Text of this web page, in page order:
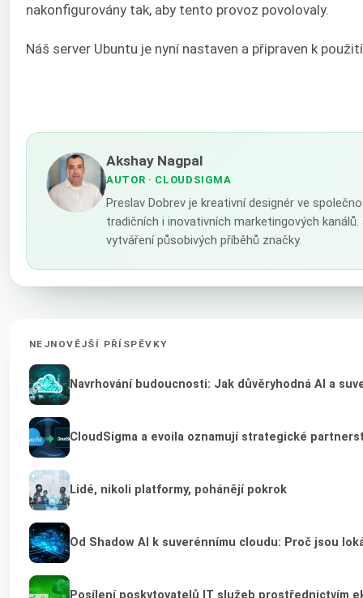
nakonfigurovány tak, aby tento provoz povolovaly.
Náš server Ubuntu je nyní nastaven a připraven k
Akshay Nagpal
AUTOR · CLOUDSIGMA
Preslav Dobrev je kreativní designér ve
tradičních i inovativních marketingových
vytváření působivých příběhů značky.
NEJNOVĚJŠÍ PŘÍSPĚVKY
Navrhování budoucnosti: Jak důvěryhodná AI a
CloudSigma a evoila oznamují strategické
Lidé, nikoli platformy, pohánějí pokrok
Od Shadow AI k suverénnímu cloudu: Proč jsou